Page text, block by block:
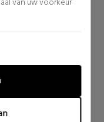
anoniem